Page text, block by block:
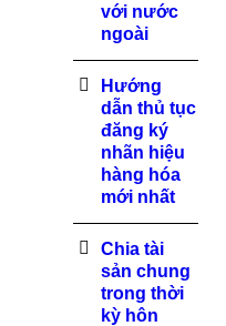
với nước
ngoài
Hướng
dẫn thủ tục
đăng ký
nhãn hiệu
hàng hóa
mới nhất
Chia tài
sản chung
trong thời
kỳ hôn